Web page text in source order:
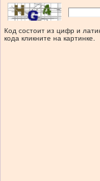
Код состоит из цифр и
кода кликните на картинке.